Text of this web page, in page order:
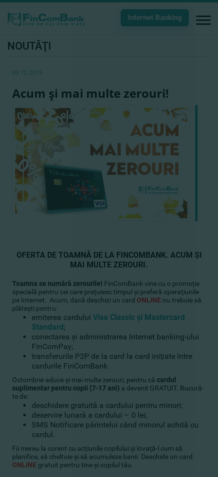
Internet Banking
NOUTĂŢI
09.10.2019
Acum şi mai multe zerouri!
OFERTA DE TOAMNĂ DE LA FINCOMBANK. ACUM ŞI
MAI MULTE ZEROURI.
Toamna se numără zerourile! FinComBank vine cu o promoţie
specială pentru cei care preţuiesc timpul şi preferă operaţiunile
pe Internet. Acum, dacă deschizi un card ONLINE nu trebuie să
plăteşti pentru:
emiterea cardului Visa Classic şi Mastercard
Standard;
conectarea şi administrarea Internet banking-ului
FinComPay;
transferurile P2P de la card la card iniţiate între
cardurile FinComBank.
Octombrie aduce şi mai multe zerouri, pentru că cardul
suplimentar pentru copii (7-17 ani) a devenit GRATUIT. Bucură-
te de:
deschidere gratuită a cardului pentru minori;
deservire lunară a cardului – 0 lei;
SMS Notificare părintelui când minorul achită cu
cardul.
Fii mereu la curent cu acţiunile copilului şi învaţă-l cum să
planifice, să cheltuie şi să acumuleze banii. Deschide un card
ONLINE gratuit pentru tine şi copilul tău.